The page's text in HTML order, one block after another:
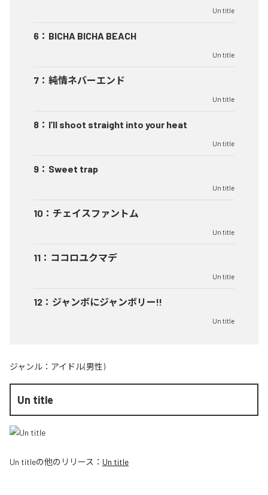
Un title
6 ： BICHA BICHA BEACH
Un title
7 ： 純情ネバーエンド
Un title
8 ： I’ll shoot straight into your heat
Un title
9 ： Sweet trap
Un title
10 ： チェイスファントム
Un title
11 ： ココロユクマデ
Un title
12 ： ジャンボにジャンボリー!!
Un title
ジャンル： アイドル(男性)
Un title
Un titleの他のリリース： Un title